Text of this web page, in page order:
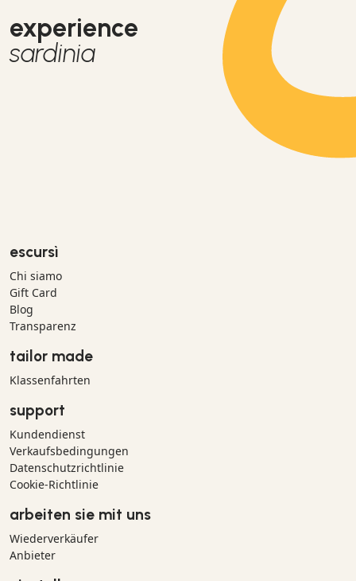
experience
sardinia
escursì
Chi siamo
Gift Card
Blog
Transparenz
tailor made
Klassenfahrten
support
Kundendienst
Verkaufsbedingungen
Datenschutzrichtlinie
Cookie-Richtlinie
arbeiten sie mit uns
Wiederverkäufer
Anbieter